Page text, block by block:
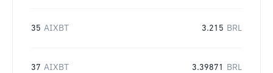
35 AIXBT 3.215 BRL
37 AIXBT 3.39871 BRL